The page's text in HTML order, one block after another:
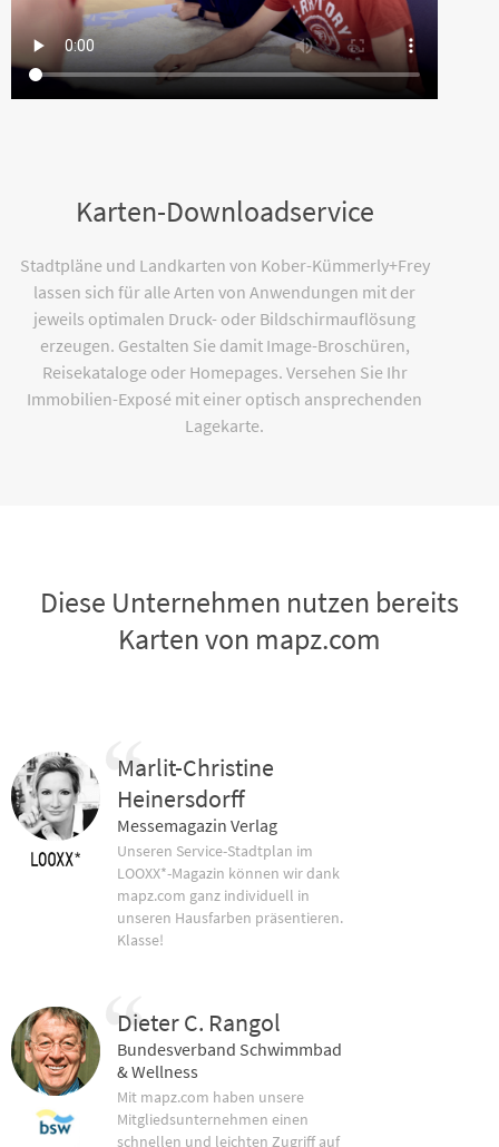
Karten-Downloadservice
Stadtpläne und Landkarten von Kober-Kümmerly+Frey
lassen sich für alle Arten von Anwendungen mit der
jeweils optimalen Druck- oder Bildschirmauflösung
erzeugen. Gestalten Sie damit Image-Broschüren,
Reisekataloge oder Homepages. Versehen Sie Ihr
Immobilien-Exposé mit einer optisch ansprechenden
Lagekarte.
Diese Unternehmen nutzen bereits
Karten von mapz.com
Marlit-Christine
Heinersdorff
Messemagazin Verlag
Unseren Service-Stadtplan im
LOOXX*-Magazin können wir dank
mapz.com ganz individuell in
unseren Hausfarben präsentieren.
Klasse!
Dieter C. Rangol
Bundesverband Schwimmbad
& Wellness
Mit mapz.com haben unsere
Mitgliedsunternehmen einen
schnellen und leichten Zugriff auf